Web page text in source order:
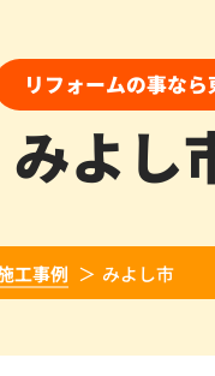
リフォームの事な
みよし
工事例 みよし市